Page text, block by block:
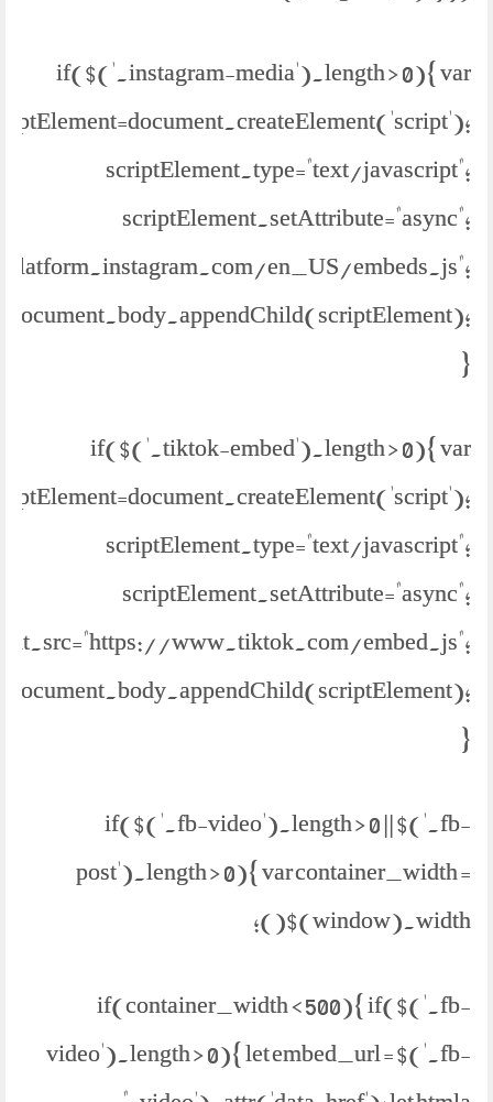
if($('.instagram-media').length > 0){ var
scriptElement.type="text/javascript";
scriptElement.setAttribute="async";
en_US/embeds.js";
document.body.appendChild(scriptElement);
}
if($('.tiktok-embed').length > 0){ var
scriptElement.type="text/javascript";
scriptElement.setAttribute="async";
www.tiktok.com/embed.js";
document.body.appendChild(scriptElement);
}
if($('.fb-video').length > 0 || $('.fb-
post').length > 0){ var container_width =
$(window).width();
if(container_width < 500){ if($('.fb-
video').length > 0){ let embed_url = $('.fb-